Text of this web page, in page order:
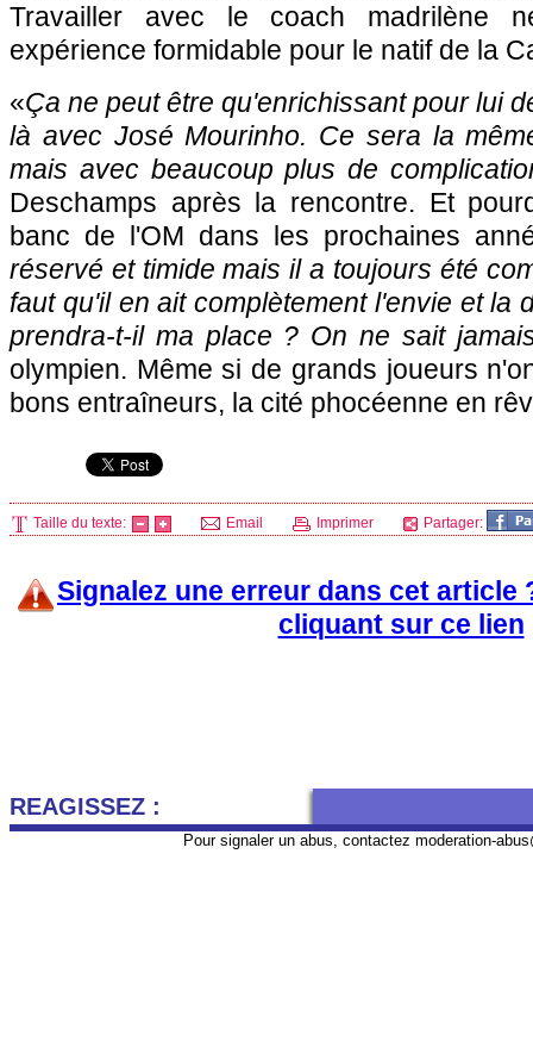
Travailler avec le coach madrilène
expérience formidable pour le natif de la
«Ça ne peut être qu'enrichissant pour lui
là avec José Mourinho. Ce sera la
mais avec beaucoup plus de
Deschamps après la rencontre. Et
banc de l'OM dans les prochaines
réservé et timide mais il a toujours été
faut qu'il en ait complètement l'envie et la
prendra-t-il ma place ? On ne sait
olympien. Même si de grands joueurs
bons entraîneurs, la cité phocéenne en
Taille du texte: Email Imprimer Partager:
Signalez une erreur dans cet article
cliquant sur ce lien
REAGISSEZ :
Pour signaler un abus, contactez moderation-